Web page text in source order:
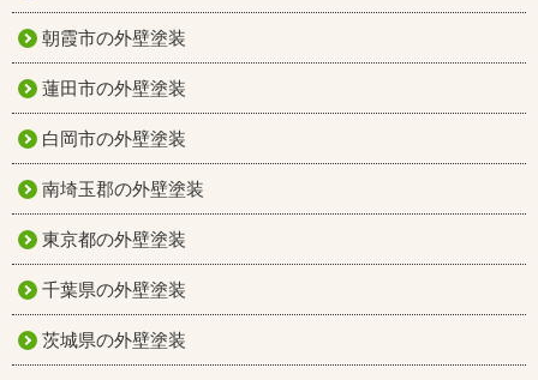
朝霞市の外壁塗装
蓮田市の外壁塗装
白岡市の外壁塗装
南埼玉郡の外壁塗装
東京都の外壁塗装
千葉県の外壁塗装
茨城県の外壁塗装